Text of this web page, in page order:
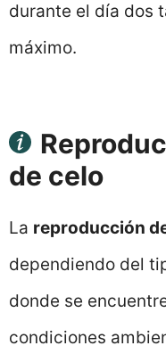
durante el día dos
máximo.
de celo
La reproducción
dependiendo del
donde se
condiciones